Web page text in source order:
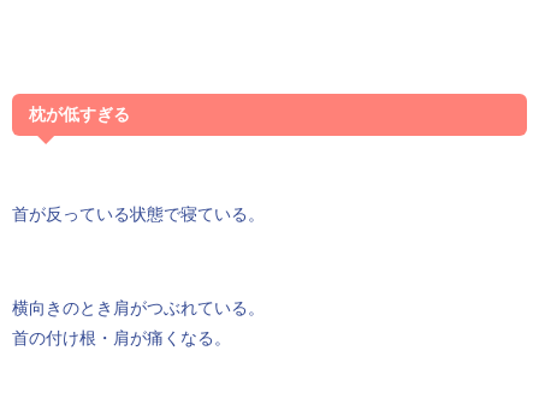
枕が低すぎる
首が反っている状態で寝ている。
横向きのとき肩がつぶれている。
首の付け根・肩が痛くなる。